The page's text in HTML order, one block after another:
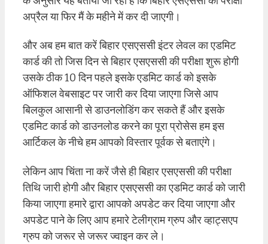
अप्रैल या फिर मैं के महीने में कर दी जाएगी।
और अब हम बात करें बिहार एसएससी इंटर लेवल का एडमिट
कार्ड की तो जिस दिन से बिहार एसएससी की परीक्षा शुरू होगी
उसके ठीक 10 दिन पहले इसके एडमिट कार्ड को इसके
ऑफिशल वेबसाइट पर जारी कर दिया जाएगा जिसे आप
बिलकुल आसानी से डाउनलोडिंग कर सकते हैं और इसके
एडमिट कार्ड को डाउनलोड करने का पूरा प्रोसेस हम इस
आर्टिकल के नीचे हम आपको विस्तार पूर्वक से बताएंगे।
लेकिन आप चिंता ना करें जैसे ही बिहार एसएससी की परीक्षा
तिथि जारी होगी और बिहार एसएससी का एडमिट कार्ड को जारी
किया जाएगा हमारे द्वारा आपको अपडेट कर दिया जाएगा और
अपडेट पाने के लिए आप हमारे टेलीग्राम ग्रुप और व्हाट्सएप
ग्रुप को जरूर से जरूर ज्वाइन कर ले।